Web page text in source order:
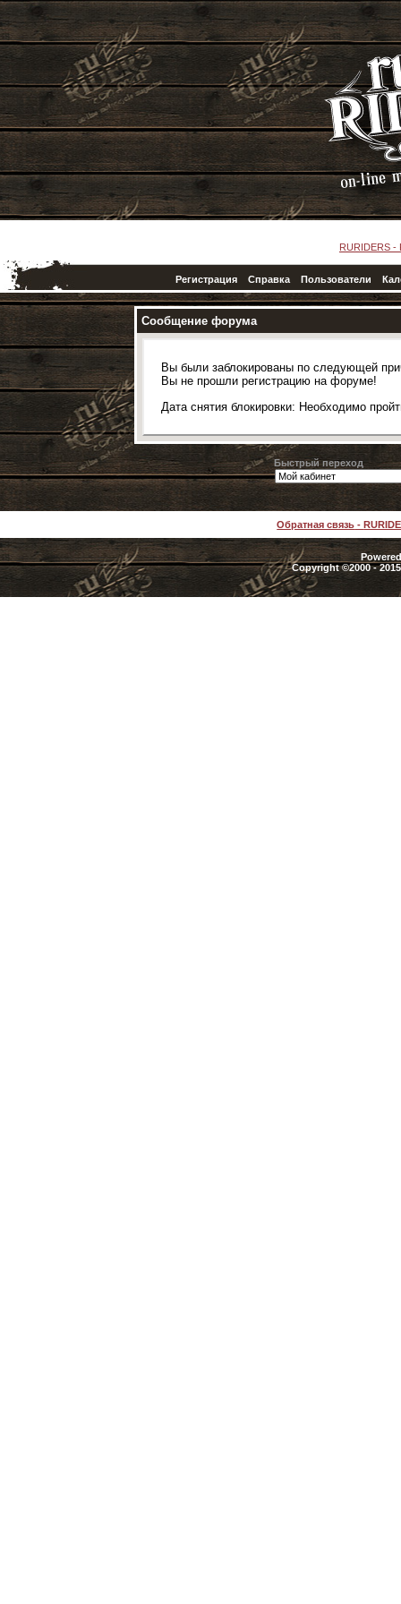
RURIDERS -
Регистрация Справка Пользователи
Сообщение форума
Вы были заблокированы по следующей
Вы не прошли регистрацию на форуме!
Дата снятия блокировки: Необходимо
Быстрый переход
Обратная связь -
Copyright ©2000 -